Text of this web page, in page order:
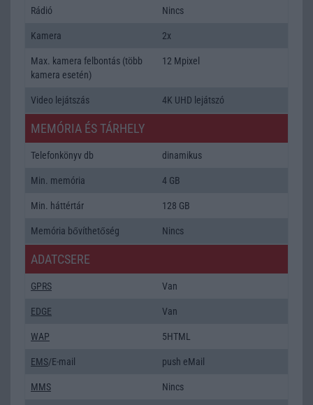
Rádió Nincs
Kamera 2x
Max. kamera felbontás (több
kamera esetén)
12 Mpixel
Video lejátszás 4K UHD lejátszó
MEMÓRIA ÉS TÁRHELY
Telefonkönyv db dinamikus
Min. memória 4 GB
Min. háttértár 128 GB
Memória bővíthetőség Nincs
ADATCSERE
GPRS Van
EDGE Van
WAP 5HTML
EMS/E-mail push eMail
MMS Nincs